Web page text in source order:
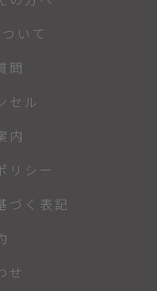
いて
問
セル
内
リシー
づく表記
せ